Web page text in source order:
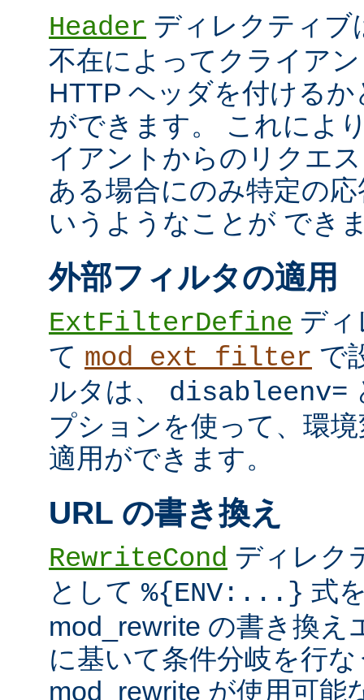
Header ディレクティブ
不在によってクライア
HTTP ヘッダを付ける
ができます。 これによ
イアントからのリクエ
ある場合にのみ特定の
いうようなことが でき
外部フィルタの適用
ExtFilterDefine デ
て mod_ext_filter で
ルタは、 disableenv=
プションを使って、環
適用ができます。
URL の書き換え
RewriteCond ディレク
として %{ENV:...} 式
mod_rewrite の書き換え
に基いて条件分岐を行
mod_rewrite が使用可能